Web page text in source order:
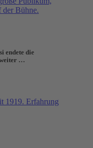
endete die
weiter …